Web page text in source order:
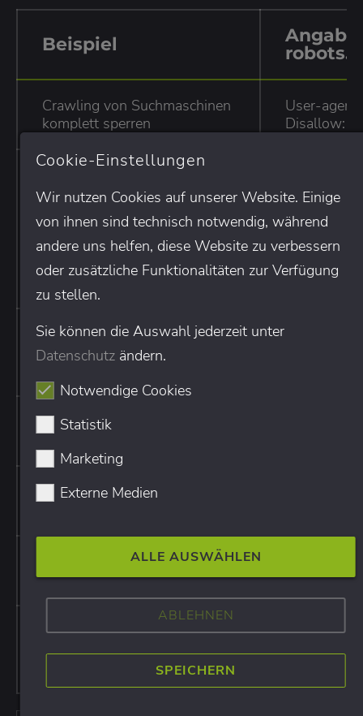
Beispiel
Angabe
Crawling von Suchmaschinen
komplett sperren
User-
Disallow: /
Aufruf nur einem speziellen
Crawler erlauben
Disallow:
auch
User-
dem eben
Googlebot)
Disallow: /
Eine spezielle URL sperren
Ein bestimmtes Verzeichnis
sperren
Alle URLs mit GET-
Ausschluss bestimmter
Dateien-Typen (z.B. PDFs)
Disallow: /
Google-Bildersuche sperren
User-
Disallow: /
Cookie-Einstellungen
Wir nutzen Cookies auf unserer Website. Einige
von ihnen sind technisch notwendig, während
andere uns helfen, diese Website zu verbessern
oder zusätzliche Funktionalitäten zur Verfügung
zu stellen.
Sie können die Auswahl jederzeit unter
Datenschutz ändern.
Notwendige Cookies
Statistik
Marketing
Externe Medien
ALLE AUSWÄHLEN
ABLEHNEN
SPEICHERN